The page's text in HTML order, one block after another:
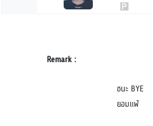
Remark :
ชนะ BYE
ยอมแพ้